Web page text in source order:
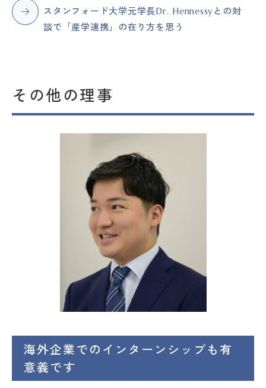
スタンフォード大学元学長Dr. Hennessyとの対
談で「産学連携」の在り方を思う
その他の理事
海外企業でのインターンシップも有
意義です